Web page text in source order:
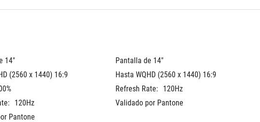
14"
(2560 x 1440) 16:9
120Hz
Pantone
Pantalla de 14"
Hasta WQHD (2560 x 1440) 16:9
Refresh Rate:
120Hz
Validado por Pantone